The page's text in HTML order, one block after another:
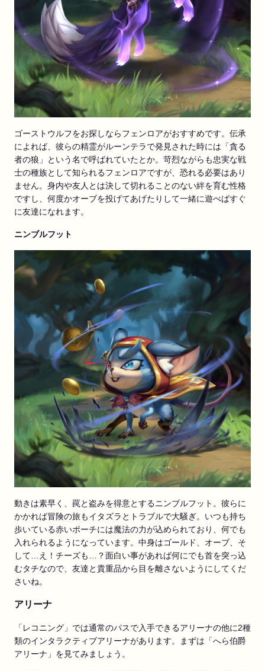
ゴーストウルフをお探しならフェンロアがおすすめです。伝承
によれば、彼らの精霊がルーンテラで発見された時には「貪る
者の狼」という名で呼ばれていたとか。苛烈ながらも忠実な戦
士の種族として知られるフェンロアですが、恐れる必要はあり
ません。身内や友人とは決して切れることのない絆を育む性格
ですし、何度かオーブを投げてあげたりして一緒に遊べばすぐ
に友達になれます。
ニンブルフット
動きは素早く、罠と盗みを得意とするニンブルフット。彼らに
かかれば冒険の旅もイタズラとトラブルで大騒ぎ。いつも持ち
歩いている赤いポーチには魔法の力が込められており、何でも
入れられるようになっています。中身はゴールド、オーブ、そ
して…え！チーズも…？面白い事があれば何にでも首を突っ込
むタチなので、友達と貴重品から目を離さないようにしてくだ
さいね。
アリーナ
「レコニング」では通常のパスで入手できるアリーナの他に2種
類のインタラクティブアリーナがあります。まずは「へら伯爵
アリーナ」を見てみましょう。